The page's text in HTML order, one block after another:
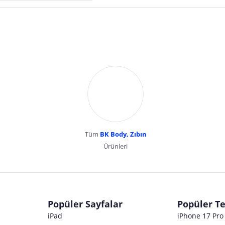
Tüm BK Body, Zıbın
Ürünleri
Popüler Sayfalar
iPad
Popüler
iPhone 17